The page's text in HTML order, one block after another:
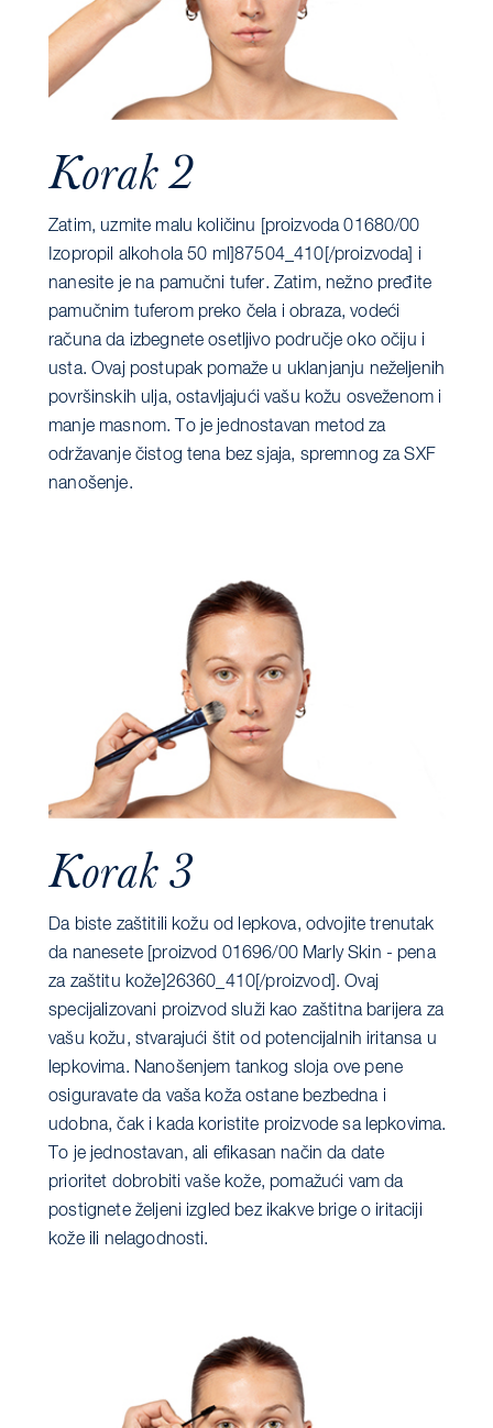
Korak 2
Zatim, uzmite malu količinu [proizvoda 01680/00 ​​
Izopropil alkohola 50 ml]87504_410[/proizvoda] i
nanesite je na pamučni tufer. Zatim, nežno pređite
pamučnim tuferom preko čela i obraza, vodeći
računa da izbegnete osetljivo područje oko očiju i
usta. Ovaj postupak pomaže u uklanjanju neželjenih
površinskih ulja, ostavljajući vašu kožu osveženom i
manje masnom. To je jednostavan metod za
održavanje čistog tena bez sjaja, spremnog za SXF
nanošenje.
Korak 3
Da biste zaštitili kožu od lepkova, odvojite trenutak
da nanesete [proizvod 01696/00 Marly Skin - pena
za zaštitu kože]26360_410[/proizvod]. Ovaj
specijalizovani proizvod služi kao zaštitna barijera za
vašu kožu, stvarajući štit od potencijalnih iritansa u
lepkovima. Nanošenjem tankog sloja ove pene
osiguravate da vaša koža ostane bezbedna i
udobna, čak i kada koristite proizvode sa lepkovima.
To je jednostavan, ali efikasan način da date
prioritet dobrobiti vaše kože, pomažući vam da
postignete željeni izgled bez ikakve brige o iritaciji
kože ili nelagodnosti.